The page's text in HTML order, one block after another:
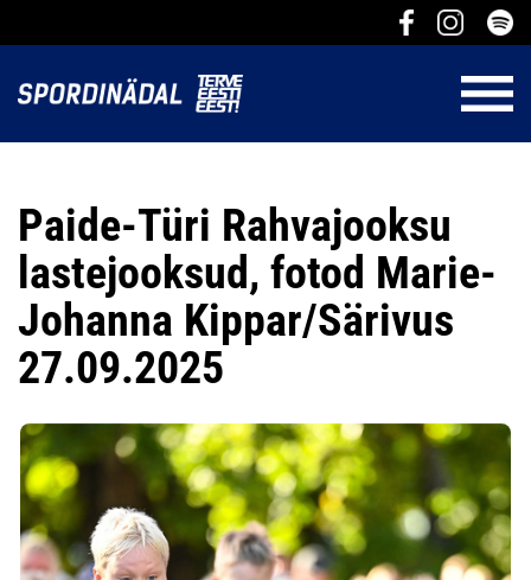
Paide-Türi Rahvajooksu
lastejooksud, fotod Marie-
Johanna Kippar/Särivus
27.09.2025